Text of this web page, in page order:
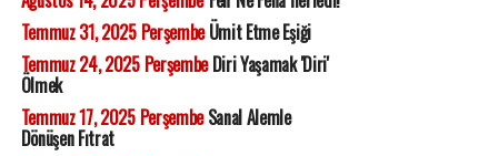
Temmuz 31, 2025 PerşembeÜmit Etme Eşiği
Temmuz 24, 2025 PerşembeDiri Yaşamak 'Diri'
Ölmek
Temmuz 17, 2025 PerşembeSanal Alemle
Dönüşen Fıtrat